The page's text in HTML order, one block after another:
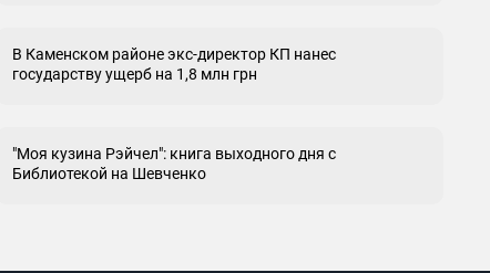
В Каменском районе экс-директор КП нанес
государству ущерб на 1,8 млн грн
"Моя кузина Рэйчел": книга выходного дня с
Библиотекой на Шевченко